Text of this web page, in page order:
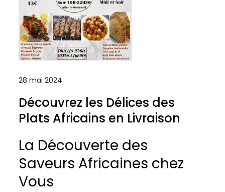
28 mai 2024
Découvrez les Délices des
Plats Africains en Livraison
La Découverte des
Saveurs Africaines chez
Vous